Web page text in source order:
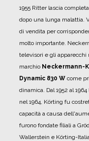
1955 Ritter lascia
dopo una lunga malattia.
di vendita per
molto importante.
televisori e gli apparecchi
marchio Neckermann-
Dynamic 830 W come
dinamica. Dal 1952 al
nel 1964, Körting fu
capacità a causa
furono fondate filiali a
Wallerstein e Körting-